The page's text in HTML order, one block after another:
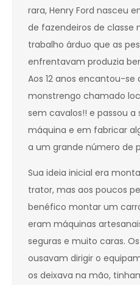
rara, Henry Ford nasceu
de fazendeiros de classe
trabalho árduo que as
enfrentavam produzia
Aos 12 anos encantou-se
monstrengo chamado
sem cavalos!! e passou a
máquina e em fabricar
a um grande número de
Sua ideia inicial era
trator, mas aos poucos
benéfico montar um
eram máquinas
seguras e muito caras.
ousavam dirigir o
os deixava na mão,